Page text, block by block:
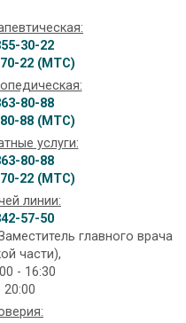
30-22
22 (МТС)
80-88
88 (МТС)
услуги:
80-88
22 (МТС)
линии:
57-50
главного врача
части),
- 16:30
20:00